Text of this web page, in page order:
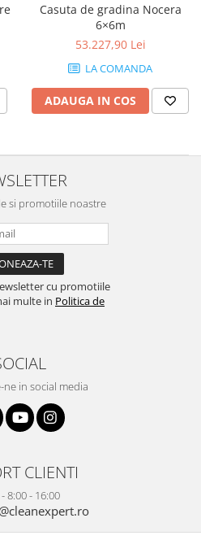
Casuta de gradina Nocera
6×6m
53.227,90 Lei
LA COMANDA
ADAUGA IN COS
si promotiile noastre
cu promotiile
multe in Politica de
ne in social media
CLIENTI
- 8:00 - 16:00